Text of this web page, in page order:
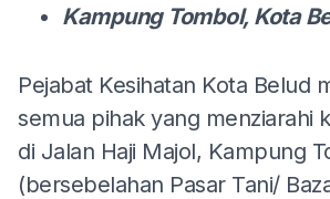
Kampung Tombol, Kota
Pejabat Kesihatan Kota Belud
semua pihak yang menziarahi
di Jalan Haji Majol, Kampung
(bersebelahan Pasar Tani/